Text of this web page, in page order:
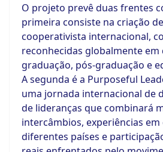
O projeto prevê duas frentes
primeira consiste na criação
cooperativista internacional,
reconhecidas globalmente em
graduação, pós-graduação e
A segunda é a Purposeful
uma jornada internacional de
de lideranças que combinará
intercâmbios, experiências
diferentes países e